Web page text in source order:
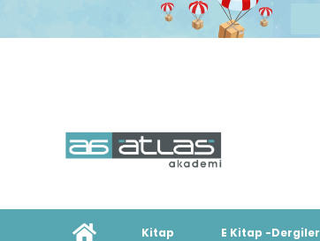
Kitap E Kitap -Dergiler